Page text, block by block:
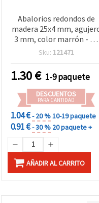
Abalorios redondos de
madera 25x4 mm,
3 mm, color marrón - 20
uds., para manualidades y
Sku: 121471
1.30€ 1-9 paquete
DESCUENTOS
PARA CANTIDAD
1.04 €- 20 %10-19 paquete
0.91 €- 30 % 20 paquete +
AÑADIR AL CARRITO